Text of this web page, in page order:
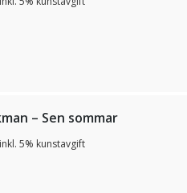
– Sen sommar
inkl. 5% kunstavgift